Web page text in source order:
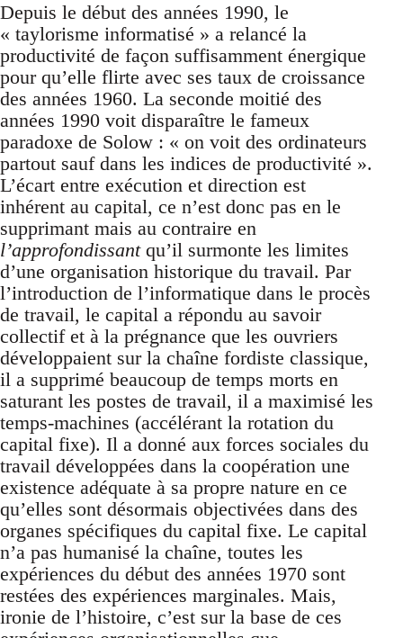
Depuis le début des années 1990, le
« taylorisme informatisé » a relancé la
productivité de façon suffisamment énergique
pour qu’elle flirte avec ses taux de croissance
des années 1960. La seconde moitié des
années 1990 voit disparaître le fameux
paradoxe de Solow : « on voit des ordinateurs
partout sauf dans les indices de productivité ».
L’écart entre exécution et direction est
inhérent au capital, ce n’est donc pas en le
supprimant mais au contraire en
l’approfondissantqu’il surmonte les limites
d’une organisation historique du travail. Par
l’introduction de l’informatique dans le procès
de travail, le capital a répondu au savoir
collectif et à la prégnance que les ouvriers
développaient sur la chaîne fordiste classique,
il a supprimé beaucoup de temps morts en
saturant les postes de travail, il a maximisé les
temps-machines (accélérant la rotation du
capital fixe). Il a donné aux forces sociales du
travail développées dans la coopération une
existence adéquate à sa propre nature en ce
qu’elles sont désormais objectivées dans des
organes spécifiques du capital fixe. Le capital
n’a pas humanisé la chaîne, toutes les
expériences du début des années 1970 sont
restées des expériences marginales. Mais,
ironie de l’histoire, c’est sur la base de ces